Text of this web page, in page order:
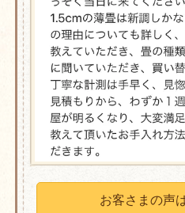
お客さまの声